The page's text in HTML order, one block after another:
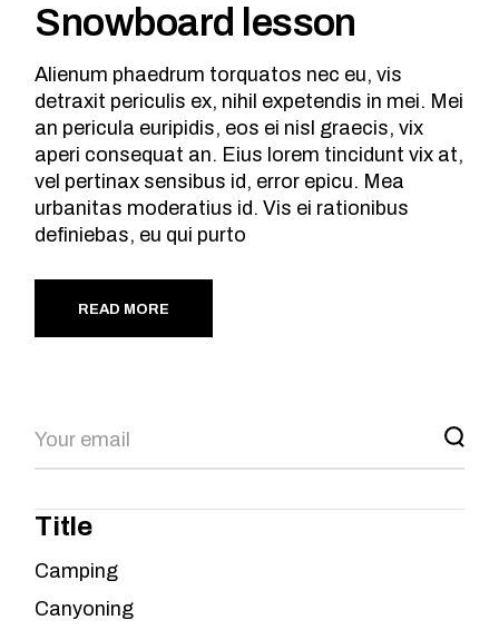
Snowboard lesson
Alienum phaedrum torquatos nec eu, vis
detraxit periculis ex, nihil expetendis in mei. Mei
an pericula euripidis, eos ei nisl graecis, vix
aperi consequat an. Eius lorem tincidunt vix at,
vel pertinax sensibus id, error epicu. Mea
urbanitas moderatius id. Vis ei rationibus
definiebas, eu qui purto
READ MORE
Search
Title
Camping
Canyoning